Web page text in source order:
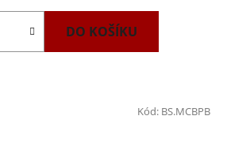
DO KOŠÍKU
Kód: BS.MCBPB